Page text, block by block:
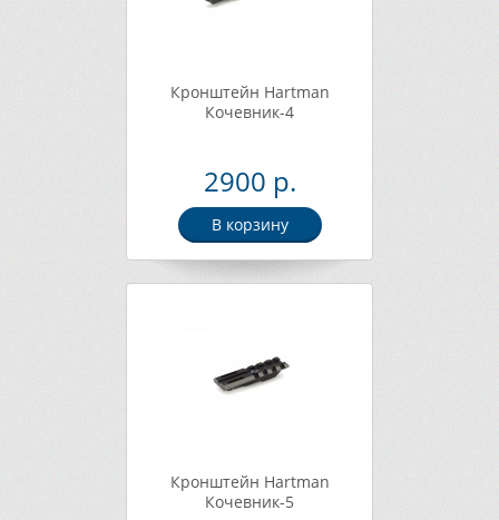
Кронштейн Hartman
Кочевник-4
2900 р.
В корзину
Кронштейн Hartman
Кочевник-5